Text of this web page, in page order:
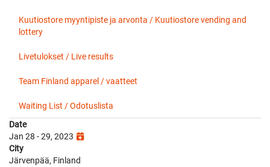
Kuutiostore myyntipiste ja arvonta / Kuutiostore vending and
lottery
Livetulokset / Live results
Team Finland apparel / vaatteet
Waiting List / Odotuslista
Date
Jan 28 - 29, 2023
City
Järvenpää, Finland